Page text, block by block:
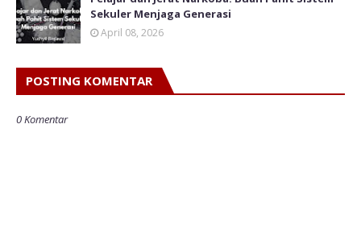
Sekuler Menjaga Generasi
April 08, 2026
POSTING KOMENTAR
0 Komentar